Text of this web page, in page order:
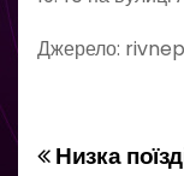
Джерело:
ННизка